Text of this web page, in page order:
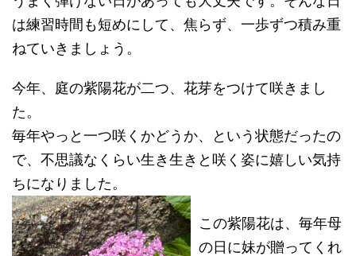
は練習時間も短めにして、焦らず、一歩ずつ積み重
ねていきましょう。
今年、庭の紫陽花が二つ、花芽をつけて咲きまし
た。
毎年やっと一つ咲くかどうか、という状態だったの
で、不思議なくらい生き生きと咲く姿に嬉しい気持
ちになりました。
この紫陽花は、毎年母
の日に妹が贈ってくれ